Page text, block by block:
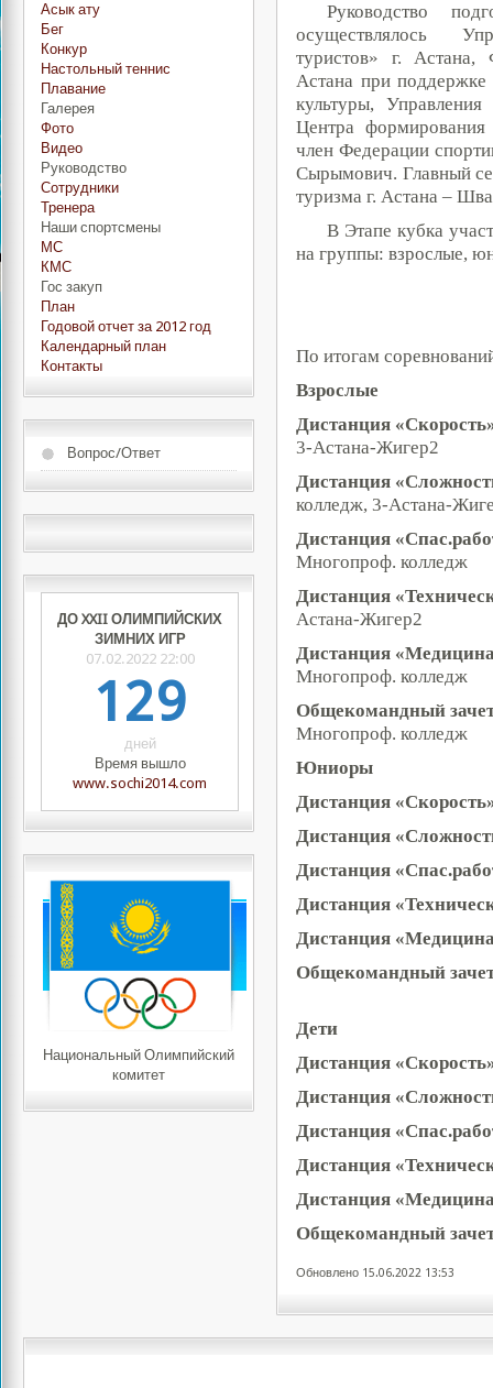
Руководство
осуществлялось
туристов» г. Астана,
Астана при поддержке
культуры,
Центра формирования
член Федерации
Сырымович. Главный
туризма г. Астана –
В Этапе кубка
на группы: взрослые,
По итогам
Взрослые
Дистанция
3-Астана-Жигер2
Дистанция
колледж, 3-Астана-
Дистанция
Многопроф. колледж
Дистанция
Астана-Жигер2
Дистанция
Многопроф. колледж
Общекомандный
Многопроф. колледж
Юниоры
Дистанция
Дистанция
Дистанция
Дистанция
Дистанция
Общекомандный
Дети
Дистанция
Дистанция
Дистанция
Дистанция
Дистанция
Общекомандный
Обновлено 15.06.2022 13:53
Асык ату
Бег
Конкур
Настольный теннис
Плавание
Галерея
Фото
Видео
Руководство
Сотрудники
Тренера
Наши спортсмены
МС
КМС
Гос закуп
План
Годовой отчет за 2012 год
Календарный план
Контакты
Вопрос/Ответ
ДО XXII ОЛИМПИЙСКИХ
ЗИМНИХ ИГР
07.02.2022 22:00
129
дней
Время вышло
www.sochi2014.com
Национальный Олимпийский
комитет